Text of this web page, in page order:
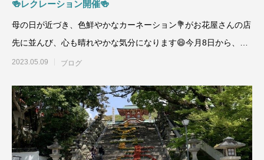
🍻レクレーション開催🍻
母の日が近づき、色鮮やかなカーネーション💐がお花屋さんの店
先に並んび、心も晴れやかな気分になります😄今月8日から、新
型コロナウイルスの感
2023.05.09 ブログ